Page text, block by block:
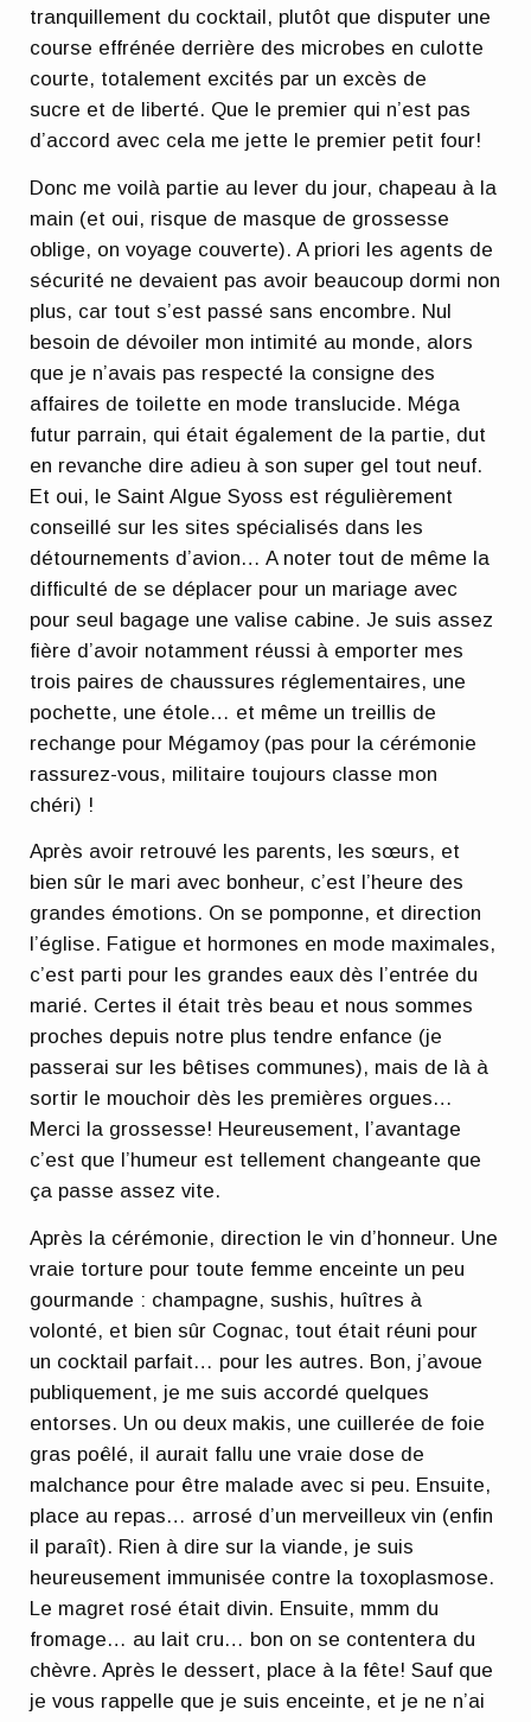
tranquillement du cocktail, plutôt que disputer une
course effrénée derrière des microbes en culotte
courte, totalement excités par un excès de
sucre et de liberté. Que le premier qui n’est pas
d’accord avec cela me jette le premier petit four!
Donc me voilà partie au lever du jour, chapeau à la
main (et oui, risque de masque de grossesse
oblige, on voyage couverte). A priori les agents de
sécurité ne devaient pas avoir beaucoup dormi non
plus, car tout s’est passé sans encombre. Nul
besoin de dévoiler mon intimité au monde, alors
que je n’avais pas respecté la consigne des
affaires de toilette en mode translucide. Méga
futur parrain, qui était également de la partie, dut
en revanche dire adieu à son super gel tout neuf.
Et oui, le Saint Algue Syoss est régulièrement
conseillé sur les sites spécialisés dans les
détournements d’avion… A noter tout de même la
difficulté de se déplacer pour un mariage avec
pour seul bagage une valise cabine. Je suis assez
fière d’avoir notamment réussi à emporter mes
trois paires de chaussures réglementaires, une
pochette, une étole… et même un treillis de
rechange pour Mégamoy (pas pour la cérémonie
rassurez-vous, militaire toujours classe mon
chéri) !
Après avoir retrouvé les parents, les sœurs, et
bien sûr le mari avec bonheur, c’est l’heure des
grandes émotions. On se pomponne, et direction
l’église. Fatigue et hormones en mode maximales,
c’est parti pour les grandes eaux dès l’entrée du
marié. Certes il était très beau et nous sommes
proches depuis notre plus tendre enfance (je
passerai sur les bêtises communes), mais de là à
sortir le mouchoir dès les premières orgues…
Merci la grossesse! Heureusement, l’avantage
c’est que l’humeur est tellement changeante que
ça passe assez vite.
Après la cérémonie, direction le vin d’honneur. Une
vraie torture pour toute femme enceinte un peu
gourmande : champagne, sushis, huîtres à
volonté, et bien sûr Cognac, tout était réuni pour
un cocktail parfait… pour les autres. Bon, j’avoue
publiquement, je me suis accordé quelques
entorses. Un ou deux makis, une cuillerée de foie
gras poêlé, il aurait fallu une vraie dose de
malchance pour être malade avec si peu. Ensuite,
place au repas… arrosé d’un merveilleux vin (enfin
il paraît). Rien à dire sur la viande, je suis
heureusement immunisée contre la toxoplasmose.
Le magret rosé était divin. Ensuite, mmm du
fromage… au lait cru… bon on se contentera du
chèvre. Après le dessert, place à la fête! Sauf que
je vous rappelle que je suis enceinte, et je ne n’ai